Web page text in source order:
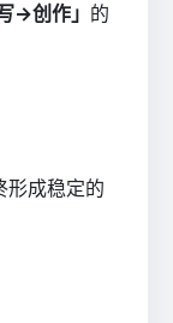
→创作」 的
形成稳定的